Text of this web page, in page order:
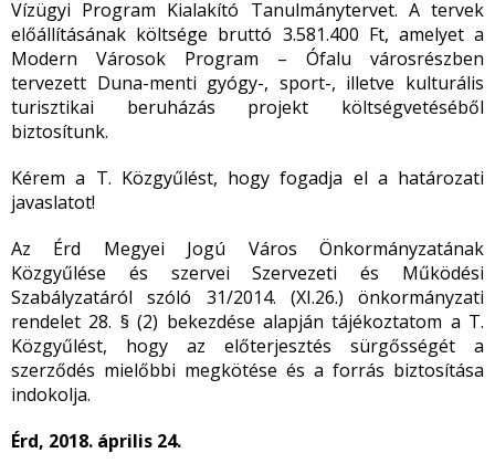
Vízügyi Program Kialakító Tanulmánytervet. A tervek
előállításának költsége bruttó 3.581.400 Ft, amelyet a
Modern Városok Program – Ófalu városrészben
tervezett Duna-menti gyógy-, sport-, illetve kulturális
turisztikai beruházás projekt költségvetéséből
biztosítunk.
Kérem a T. Közgyűlést, hogy fogadja el a határozati
javaslatot!
Az Érd Megyei Jogú Város Önkormányzatának
Közgyűlése és szervei Szervezeti és Működési
Szabályzatáról szóló 31/2014. (XI.26.) önkormányzati
rendelet 28. § (2) bekezdése alapján tájékoztatom a T.
Közgyűlést, hogy az előterjesztés sürgősségét a
szerződés mielőbbi megkötése és a forrás biztosítása
indokolja.
Érd, 2018. április 24.